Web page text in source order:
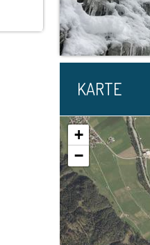
KARTE
+
−